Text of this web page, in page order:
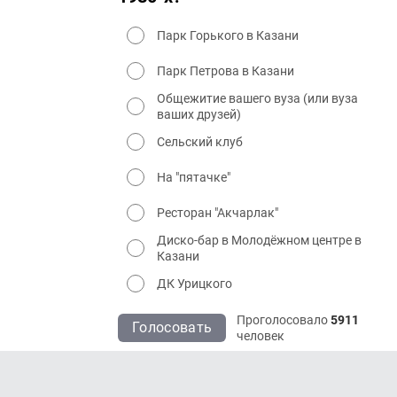
Парк Горького в Казани
Парк Петрова в Казани
Общежитие вашего вуза (или вуза
ваших друзей)
Сельский клуб
На "пятачке"
Ресторан "Акчарлак"
Диско-бар в Молодёжном центре в
Казани
ДК Урицкого
Голосовать Проголосовало5911
человек